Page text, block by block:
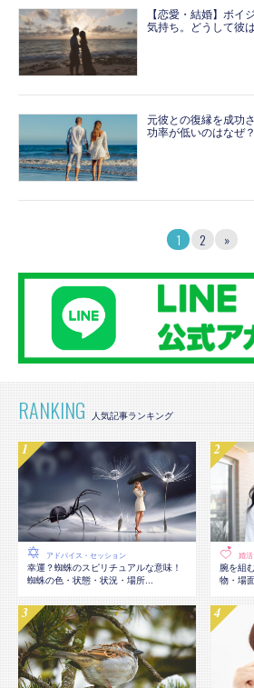
【恋愛・結婚】ボイ
気持ち。どうして彼
元彼との復縁を成功
功率が低いのはなぜ？
1 2 »
RANKING
アドバイス・セッション
幸運？蜘蛛のスピリチュアルな意味！
蜘蛛の色・状態・状況・場所...
婚活
腕を組
物・場